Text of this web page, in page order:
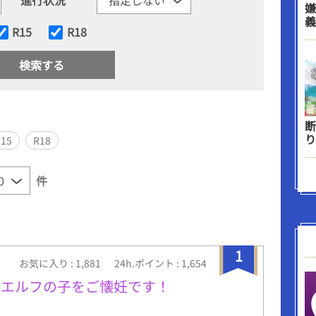
R15
R18
R18
件
1
お気に入り : 1,881 24h.ポイント : 1,654
ルフの子をご懐妊です！